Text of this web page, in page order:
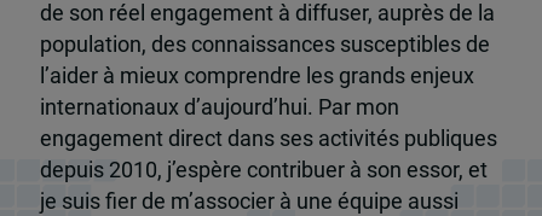
de son réel engagement à diffuser, auprès de la
population, des connaissances susceptibles de
l’aider à mieux comprendre les grands enjeux
internationaux d’aujourd’hui. Par mon
engagement direct dans ses activités publiques
depuis 2010, j’espère contribuer à son essor, et
je suis fier de m’associer à une équipe aussi